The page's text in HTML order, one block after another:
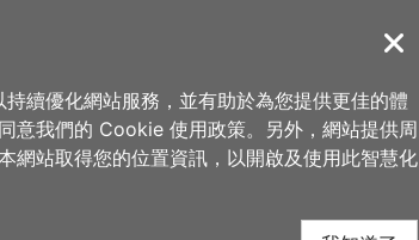
關閉
續優化網站服務，並有助於為您提供更佳的體
意我們的 Cookie 使用政策。另外，網站提供周
網站取得您的位置資訊，以開啟及使用此智慧化